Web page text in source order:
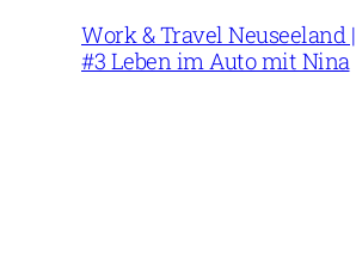
Work & Travel Neuseeland |
#3 Leben im Auto mit Nina